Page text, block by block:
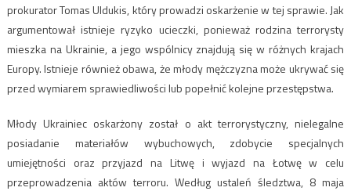
prokurator Tomas Uldukis, który prowadzi oskarżenie w tej sprawie. Jak
argumentował istnieje ryzyko ucieczki, ponieważ rodzina terrorysty
mieszka na Ukrainie, a jego wspólnicy znajdują się w różnych krajach
Europy. Istnieje również obawa, że młody mężczyzna może ukrywać się
przed wymiarem sprawiedliwości lub popełnić kolejne przestępstwa.
Młody Ukrainiec oskarżony został o akt terrorystyczny, nielegalne
posiadanie materiałów wybuchowych, zdobycie specjalnych
umiejętności oraz przyjazd na Litwę i wyjazd na Łotwę w celu
przeprowadzenia aktów terroru. Według ustaleń śledztwa, 8 maja